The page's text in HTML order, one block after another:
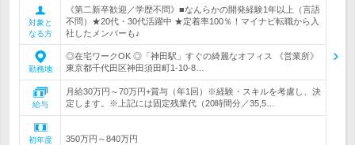
対象と
なる方
《第二新卒歓迎／学歴不問》■なんらかの開発経験1年以上（言語
不問）★20代・30代活躍中 ★定着率100％！マイナビ転職から入
社したメンバーも♪
勤務地
◎在宅ワークOK ◎「神田駅」すぐの綺麗なオフィス 《営業所》
東京都千代田区神田須田町1-10-8…
給与
月給30万円～70万円+賞与（年1回）※経験・スキルを考慮し、決
定します。※上記には固定残業代（20時間分／35,5…
初年度
350万円～840万円